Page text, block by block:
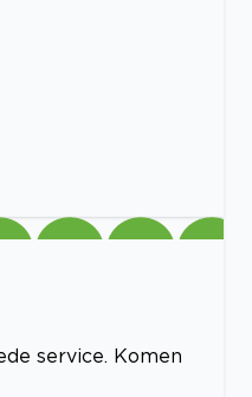
service. Komen